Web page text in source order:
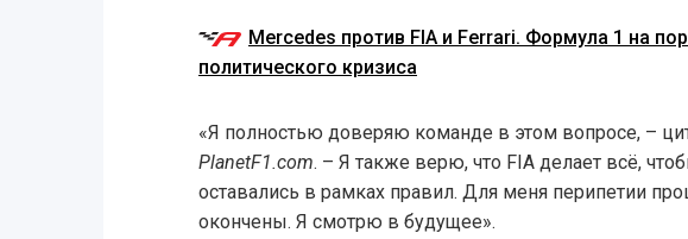
Mercedes против FIA и Ferrari. Формула 1 на
политического кризиса
«Я полностью доверяю команде в этом вопросе, –
PlanetF1.com. – Я также верю, что FIA делает всё,
оставались в рамках правил. Для меня перипетии
окончены. Я смотрю в будущее».